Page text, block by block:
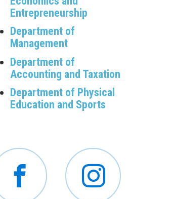
Entrepreneurship
Department of
Management
Department of
Accounting and Taxation
Department of Physical
Education and Sports